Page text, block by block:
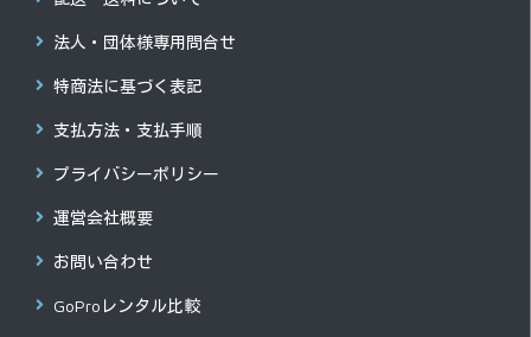
法人・団体様専用問合せ
特商法に基づく表記
支払方法・支払手順
プライバシーポリシー
運営会社概要
お問い合わせ
GoProレンタル比較